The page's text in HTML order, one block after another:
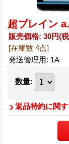
超ブレイン
販売価格: 30円(
[在庫数 4点]
発送管理用: 1A
数量:
返品特約に関